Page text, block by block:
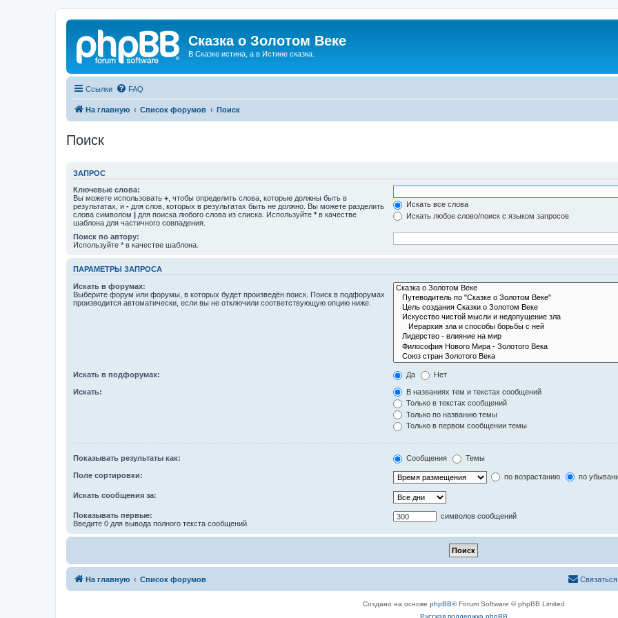
Сказка о Золотом Веке
В Сказке истина, а в Истине сказка.
Ссылки FAQ
На главную Список форумов Поиск
Поиск
ЗАПРОС
Ключевые слова:
Вы можете использовать + , чтобы определить слова, которые должны быть в
результатах, и - для слов, которых в результатах быть не должно. Вы можете разделить
слова символом | для поиска любого слова из списка. Используйте * в качестве
шаблона для частичного совпадения.
Искать все слова
Искать любое слово/поиск с языком запросов
Поиск по автору:
Используйте * в качестве шаблона.
ПАРАМЕТРЫ ЗАПРОСА
Искать в форумах:
Выберите форум или форумы, в которых будет произведён поиск. Поиск в подфорумах
производится автоматически, если вы не отключили соответствующую опцию ниже.
Искать в подфорумах: Да Нет
Искать:
В названиях тем и текстах сообщений
Только в текстах сообщений
Только по названию темы
Только в первом сообщении темы
Показывать результаты как: Сообщения Темы
Поле сортировки: по возрастанию по
Искать сообщения за:
Показывать первые:
Введите 0 для вывода полного текста сообщений.
символов сообщений
На главную Список форумов
Создано на основе phpBB® Forum Software © phpBB Limited
Русская поддержка phpBB